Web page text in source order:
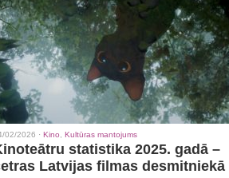
02/2026 · Kino Kultūras mantojums
statistika 2025. gadā –
Latvijas filmas desmitniekā